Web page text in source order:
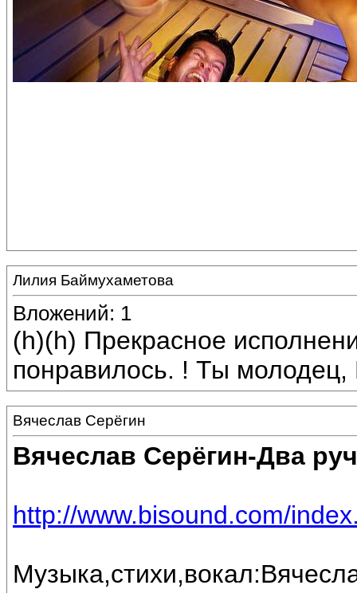
Лилия Баймухаметова
Вложений: 1
(h)(h) Прекрасное
понравилось. ! Ты молодец,
Вячеслав Серёгин
Вячеслав Серёгин-Два
http://www.bisound.com/